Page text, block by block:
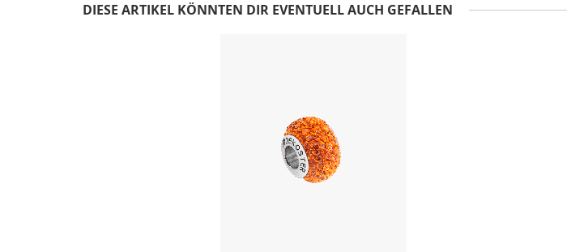
DIESE ARTIKEL KÖNNTEN DIR EVENTUELL AUCH GEFALLEN